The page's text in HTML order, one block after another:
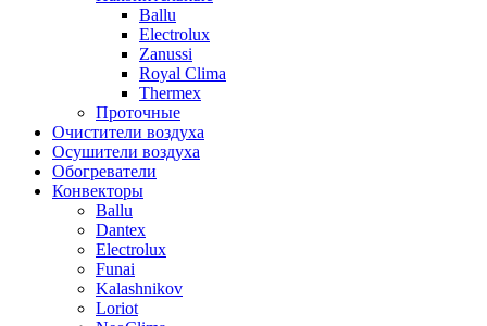
Ballu
Electrolux
Zanussi
Royal Clima
Thermex
Проточные
Очистители воздуха
Осушители воздуха
Обогреватели
Конвекторы
Ballu
Dantex
Electrolux
Funai
Kalashnikov
Loriot